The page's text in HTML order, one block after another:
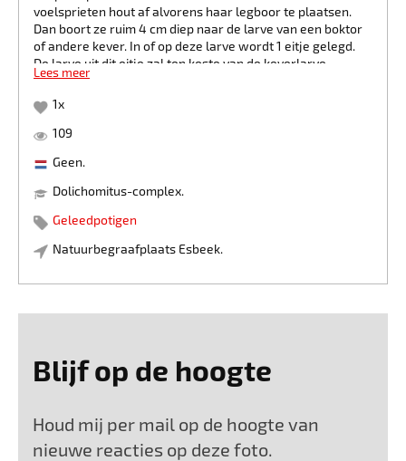
voelsprieten hout af alvorens haar legboor te plaatsen.
Dan boort ze ruim 4 cm diep naar de larve van een boktor
of andere kever. In of op deze larve wordt 1 eitje gelegd.
De larve uit dit eitje zal ten koste van de keverlarve
uiteindelijk het levenslicht zien. Wonderbaarlijk mooi.
Lees meer
1x
109
Geen.
Dolichomitus-complex.
Geleedpotigen
Natuurbegraafplaats Esbeek.
Blijf op de hoogte
Houd mij per mail op de hoogte van
nieuwe reacties op deze foto.